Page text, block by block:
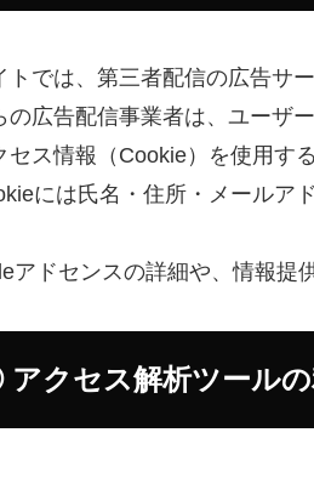
トでは、第三者配信の広告サ
の広告配信事業者は、ユーザ
セス情報（Cookie）を使用す
には氏名・住所・メールア
アドセンスの詳細や、情報提
クセス解析ツール